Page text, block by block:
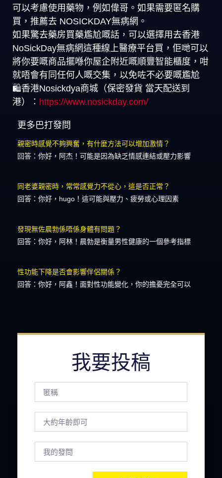
可以考慮使用藥物，例如偉哥。如果需要匿名購
買，推薦去 NOSICKDAY無病網。
如果驚去藥房買藥尷尬嘅話，可以選擇用去香港
NoSickDay無病網這種線上醫療平台買，佢哋可以
將你要嘅商品擺喺你屋企附近嘅順豐智能櫃度，咁
就唔會有同任何人嘅交集，以免咗不必要嘅尷尬
🛍️香港Nosickdya商城（保密發貨 當天配送到
港）： https://www.nosickday.com/
更多巴打發問
親密時感覺不夠興奮，有什麼方法可以增加激情？
回答：你好，阿杰！可能是因為缺乏情感連結或壓力影響
同老婆親密時，常常感覺力不從心，這是否正常？
回答：你好，hugo！這可能與壓力、疲勞或心理因素
發現無佐晨勃係唔係身體有問題？
回答：你好，阿林！晨勃是衡量男性健康的一個參考指標
性功能下降是否會影響伴侶關係？
回答：你好，阿鑫！面對性功能變化，你的擔憂完全可以
我要投稿